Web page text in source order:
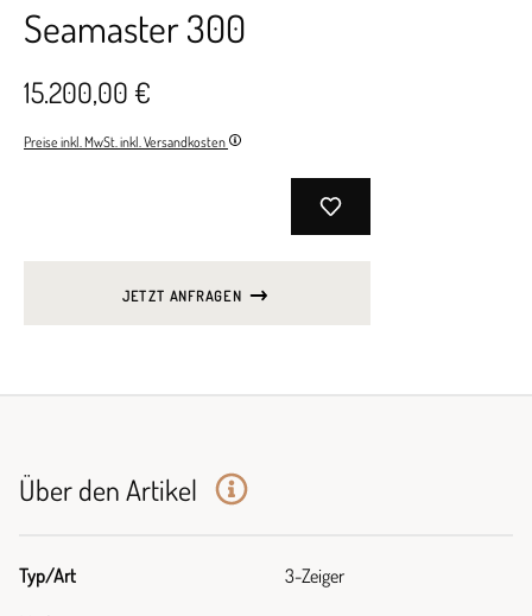
Seamaster 300
15.200,00 €
Preise inkl. MwSt. inkl. Versandkosten
JETZT ANFRAGEN
Über den Artikel
Typ/Art 3-Zeiger